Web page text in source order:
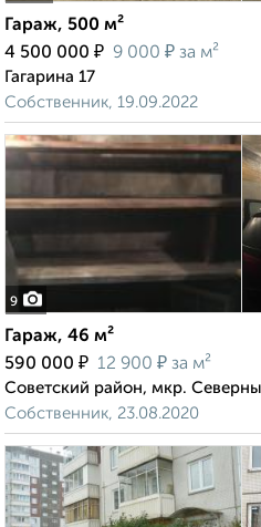
Гараж, 500 м²
4 500 000 ₽ 9 000 ₽ за м²
Гагарина 17
Собственник, 19.09.2022
9
Гараж, 46 м²
590 000 ₽ 12 900 ₽ за м²
Советский район, мкр.
Собственник, 23.08.2020